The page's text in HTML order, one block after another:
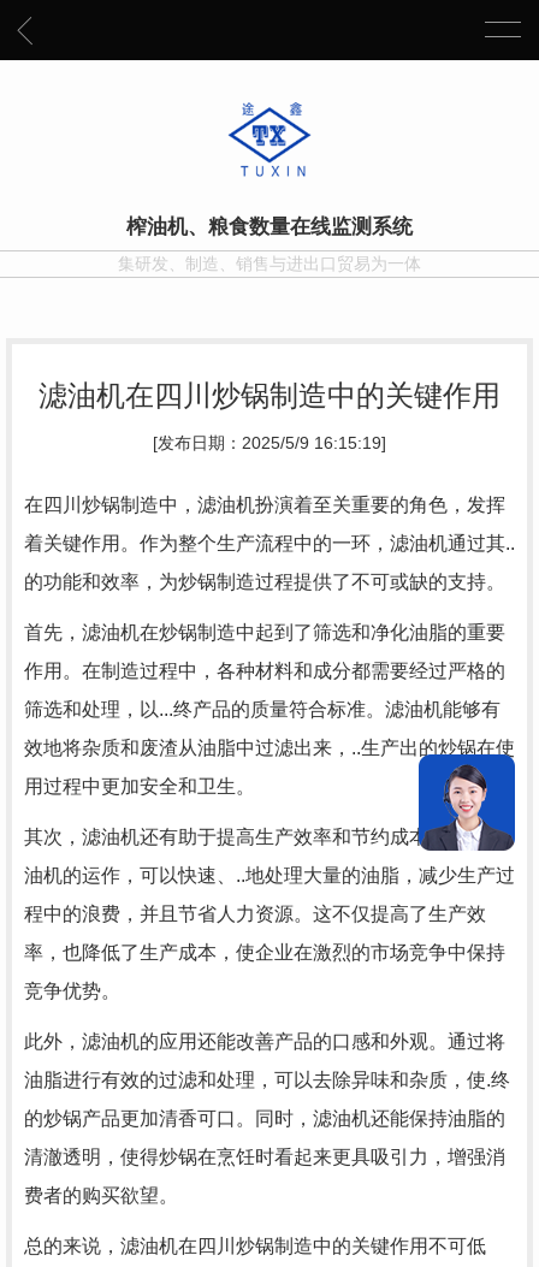
榨油机、粮食数量在线监测系统
集研发、制造、销售与进出口贸易为一体
滤油机在四川炒锅制造中的关键作用
[发布日期：2025/5/9 16:15:19]
在四川炒锅制造中，滤油机扮演着至关重要的角色，发挥
着关键作用。作为整个生产流程中的一环，滤油机通过其..
的功能和效率，为炒锅制造过程提供了不可或缺的支持。
首先，滤油机在炒锅制造中起到了筛选和净化油脂的重要
作用。在制造过程中，各种材料和成分都需要经过严格的
筛选和处理，以...终产品的质量符合标准。滤油机能够有
效地将杂质和废渣从油脂中过滤出来，..生产出的炒锅在使
用过程中更加安全和卫生。
其次，滤油机还有助于提高生产效率和节约成本。通过滤
油机的运作，可以快速、..地处理大量的油脂，减少生产过
程中的浪费，并且节省人力资源。这不仅提高了生产效
率，也降低了生产成本，使企业在激烈的市场竞争中保持
竞争优势。
此外，滤油机的应用还能改善产品的口感和外观。通过将
油脂进行有效的过滤和处理，可以去除异味和杂质，使.终
的炒锅产品更加清香可口。同时，滤油机还能保持油脂的
清澈透明，使得炒锅在烹饪时看起来更具吸引力，增强消
费者的购买欲望。
总的来说，滤油机在四川炒锅制造中的关键作用不可低